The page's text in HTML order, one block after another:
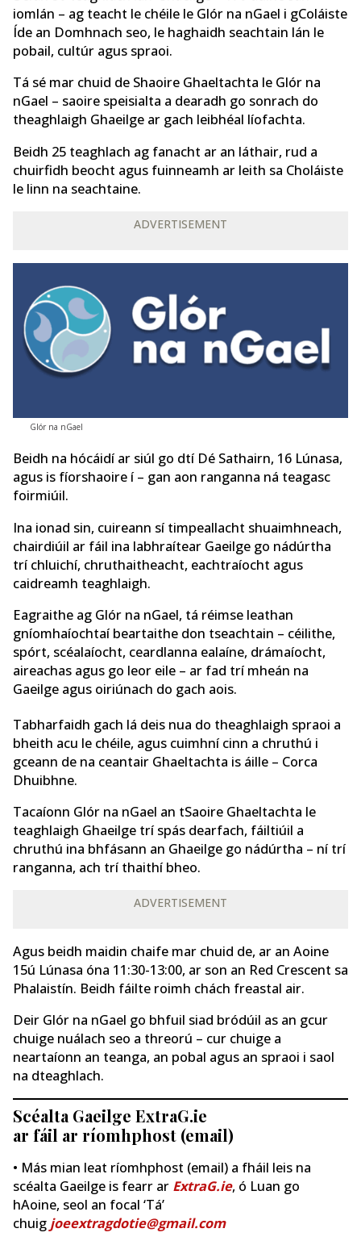
iomlán – ag teacht le chéile le Glór na nGael i gColáiste
Íde an Domhnach seo, le haghaidh seachtain lán le
pobail, cultúr agus spraoi.
Tá sé mar chuid de Shaoire Ghaeltachta le Glór na
nGael – saoire speisialta a dearadh go sonrach do
theaghlaigh Ghaeilge ar gach leibhéal líofachta.
Beidh 25 teaghlach ag fanacht ar an láthair, rud a
chuirfidh beocht agus fuinneamh ar leith sa Choláiste
le linn na seachtaine.
ADVERTISEMENT
Glór na nGael
Beidh na hócáidí ar siúl go dtí Dé Sathairn, 16 Lúnasa,
agus is fíorshaoire í – gan aon ranganna ná teagasc
foirmiúil.
Ina ionad sin, cuireann sí timpeallacht shuaimhneach,
chairdiúil ar fáil ina labhraítear Gaeilge go nádúrtha
trí chluichí, chruthaitheacht, eachtraíocht agus
caidreamh teaghlaigh.
Eagraithe ag Glór na nGael, tá réimse leathan
gníomhaíochtaí beartaithe don tseachtain – céilithe,
spórt, scéalaíocht, ceardlanna ealaíne, drámaíocht,
aireachas agus go leor eile – ar fad trí mheán na
Gaeilge agus oiriúnach do gach aois.
Tabharfaidh gach lá deis nua do theaghlaigh spraoi a
bheith acu le chéile, agus cuimhní cinn a chruthú i
gceann de na ceantair Ghaeltachta is áille – Corca
Dhuibhne.
Tacaíonn Glór na nGael an tSaoire Ghaeltachta le
teaghlaigh Ghaeilge trí spás dearfach, fáiltiúil a
chruthú ina bhfásann an Ghaeilge go nádúrtha – ní trí
ranganna, ach trí thaithí bheo.
ADVERTISEMENT
Agus beidh maidin chaife mar chuid de, ar an Aoine
15ú Lúnasa óna 11:30-13:00, ar son an Red Crescent sa
Phalaistín. Beidh fáilte roimh chách freastal air.
Deir Glór na nGael go bhfuil siad bródúil as an gcur
chuige nuálach seo a threorú – cur chuige a
neartaíonn an teanga, an pobal agus an spraoi i saol
na dteaghlach.
Scéalta Gaeilge ExtraG.ie
ar fáil ar ríomhphost (email)
• Más mian leat ríomhphost (email) a fháil leis na
scéalta Gaeilge is fearr ar ExtraG.ie, ó Luan go
hAoine, seol an focal ‘Tá’
chuig joeextragdotie@gmail.com